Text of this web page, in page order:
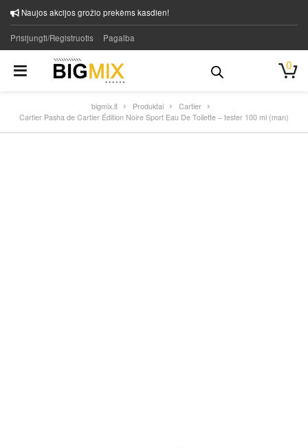
Naujos akcijos grožio prekėms kasdien!
Prisijungti/Registruotis Pagalba
0
bigmix.lt Produktai
Cartier
Cartier Pasha de Cartier Édition Noire Sport Eau De Toilette – tester 100 ml (man)